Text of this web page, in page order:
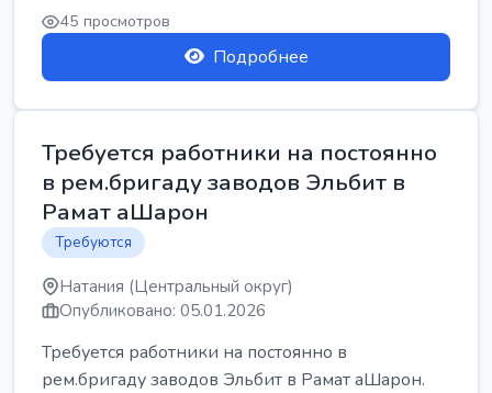
45 просмотров
Подробнее
Требуется работники на постоянно
в рем.бригаду заводов Эльбит в
Рамат аШарон
Требуются
Натания (Центральный округ)
Опубликовано: 05.01.2026
Требуется работники на постоянно в
рем.бригаду заводов Эльбит в Рамат аШарон.